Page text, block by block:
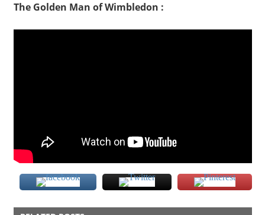
The Golden Man of Wimbledon :